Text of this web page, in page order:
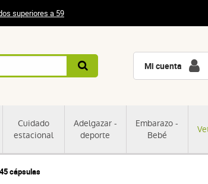
superiores a 59
Cuidado
estacional
Adelgazar -
deporte
Embarazo -
Bebé
Mi cuenta
cápsulas